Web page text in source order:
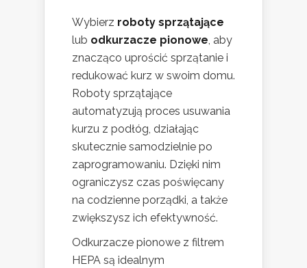
Wybierz roboty sprzątające
lub odkurzacze pionowe , aby
znacząco uprościć sprzątanie i
redukować kurz w swoim domu.
Roboty sprzątające
automatyzują proces usuwania
kurzu z podłóg, działając
skutecznie samodzielnie po
zaprogramowaniu. Dzięki nim
ograniczysz czas poświęcany
na codzienne porządki, a także
zwiększysz ich efektywność.
Odkurzacze pionowe z filtrem
HEPA są idealnym